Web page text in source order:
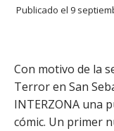
Publicado el 9
Con motivo de la
Terror en San
INTERZONA una
cómic. Un primer